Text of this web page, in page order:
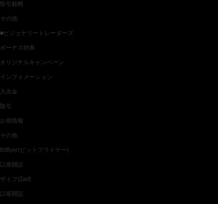
取引銘柄
その他
■ビジョナリートレーダーズ
ボーナス特典
オリジナルキャンペーン
インフォメーション
入出金
取引
お得情報
その他
Bitflyer(ビットフライヤー)
口座開設
ザイフ(Zaif)
口座開設